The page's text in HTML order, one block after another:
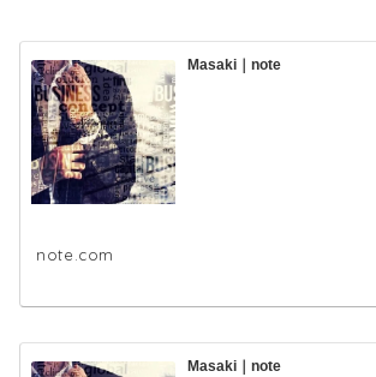
Masaki｜note
note.com
Masaki｜note